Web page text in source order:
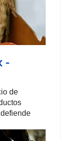
-
de